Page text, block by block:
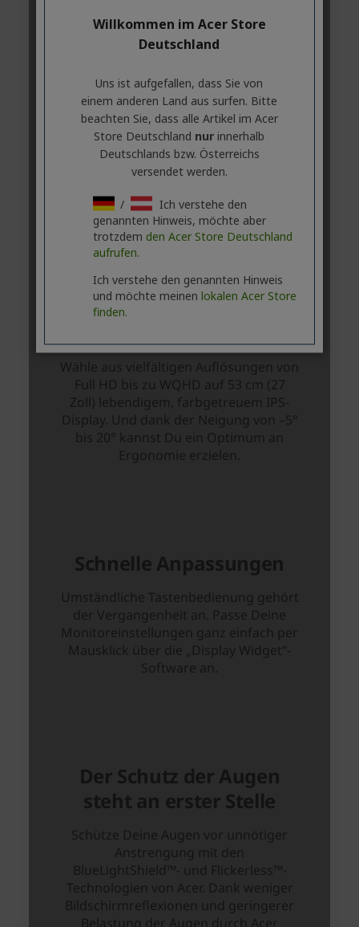
Willkommen im Acer Store
Deutschland
Uns ist aufgefallen, dass Sie von
einem anderen Land aus surfen. Bitte
beachten Sie, dass alle Artikel im Acer
Store Deutschland nur innerhalb
Deutschlands bzw. Österreichs
versendet werden.
/
Ich verstehe den
genannten Hinweis, möchte aber
trotzdem den Acer Store Deutschland
aufrufen.
Ich verstehe den genannten Hinweis
und möchte meinen lokalen Acer Store
finden.